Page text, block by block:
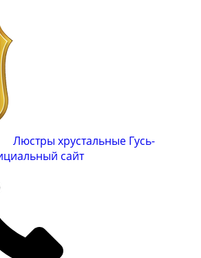
Люстры хрустальные Гусь-
сайт